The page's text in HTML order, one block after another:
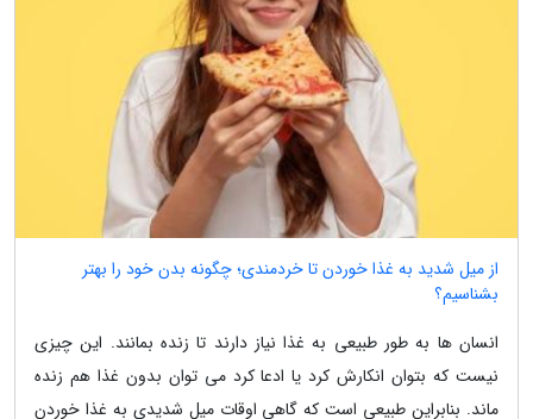
از میل شدید به غذا خوردن تا خردمندی؛ چگونه بدن خود را بهتر
بشناسیم؟
انسان ها به طور طبیعی به غذا نیاز دارند تا زنده بمانند. این چیزی
نیست که بتوان انکارش کرد یا ادعا کرد می توان بدون غذا هم زنده
ماند. بنابراین طبیعی است که گاهی اوقات میل شدیدی به غذا خوردن